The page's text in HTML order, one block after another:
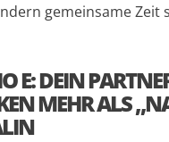
gemeinsame Zeit
E: DEIN
MEHR ALS